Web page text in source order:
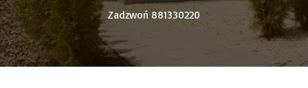
Zadzwoń 881330220